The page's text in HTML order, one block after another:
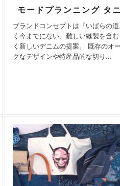
モードプランニング タ
ブランドコンセプトは『いばらの道
く今までにない、難しい縫製を含
く新しいデニムの提案。 既存のオ
クなデザインや特産品的な切り...